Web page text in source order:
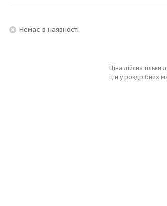
Немає в наявності
Ціна дійсна тільки
цін у роздрібних